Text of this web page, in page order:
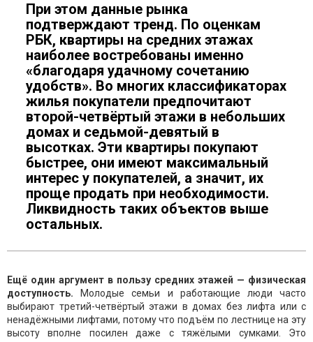
При этом данные рынка
подтверждают тренд. По оценкам
РБК, квартиры на средних этажах
наиболее востребованы именно
«благодаря удачному сочетанию
удобств». Во многих классификаторах
жилья покупатели предпочитают
второй-четвёртый этажи в небольших
домах и седьмой-девятый в
высотках. Эти квартиры покупают
быстрее, они имеют максимальный
интерес у покупателей, а значит, их
проще продать при необходимости.
Ликвидность таких объектов выше
остальных.
Ещё один аргумент в пользу средних этажей — физическая
доступность. Молодые семьи и работающие люди часто
выбирают третий-четвёртый этажи в домах без лифта или с
ненадёжными лифтами, потому что подъём по лестнице на эту
высоту вполне посилен даже с тяжёлыми сумками. Это